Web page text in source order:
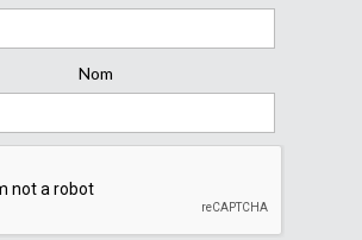
Nom